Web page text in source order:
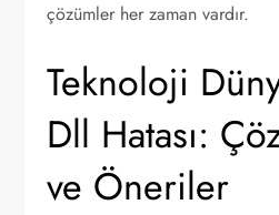
çözümler her zaman vardır.
Teknoloji
Dll Hatası:
ve Öneriler